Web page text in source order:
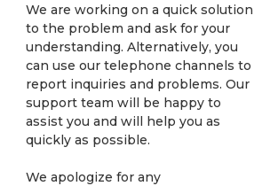
We are working on a quick solution
to the problem and ask for your
understanding. Alternatively, you
can use our telephone channels to
report inquiries and problems. Our
support team will be happy to
assist you and will help you as
quickly as possible.
We apologize for any